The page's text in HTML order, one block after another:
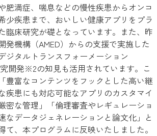
肥満症、喘息などの慢性疾患からオンコ
少疾患まで、おいしい健康アプリをプラ
臨床研究が礎となっています。また、昨
発機構（AMED）からの支援で実施した
ジタルトランスフォーメーション
究開発※2の知見も活用されています。こ
豊富なコンテンツをフックとした高い継
疾患にも対応可能なアプリのカスタマイ
密な管理」「倫理審査やレギュレーショ
なデータジェネレーションと論文化」と
て、本プログラムに反映いたしました。